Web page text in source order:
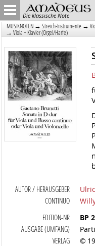
Die klassische Note
MUSIKNOTEN → Streich-Instrumente →
→ Viola + Klavier (Orgel/Harfe)
AUTOR / HERAUSGEBER
CONTINUO
EDITION-NR
BP
AUSGABE (UMFANG)
VERLAG
©